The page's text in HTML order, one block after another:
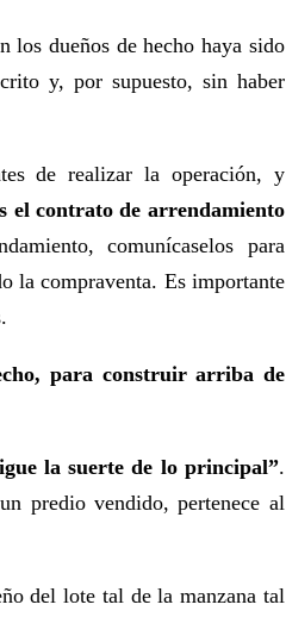
los dueños de hecho haya sido
y, por supuesto, sin haber
de realizar la operación, y
el contrato de arrendamiento
comunícaselos para
la compraventa. Es importante
para construir arriba de
la suerte de lo principal”.
predio vendido, pertenece al
del lote tal de la manzana tal